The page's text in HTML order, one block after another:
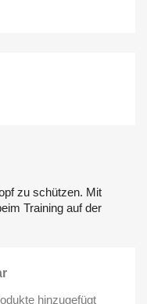
zu schützen. Mit
Training auf der
hinzugefügt